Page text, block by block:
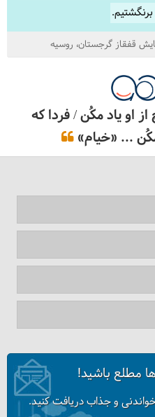
قفقاز گرجستان روسیه
او یاد مکُن / فردا که
... «خیام»
مطلع باشید!
و جذاب دریافت کنید.